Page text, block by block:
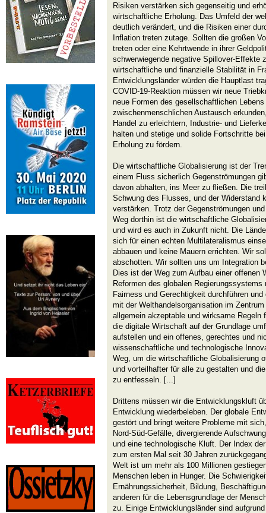
Risiken verstärken sich gegenseitig und
wirtschaftliche Erholung. Das Umfeld der
deutlich verändert, und die Risiken einer
Inflation treten zutage. Sollten die großen
treten oder eine Kehrtwende in ihrer
schwerwiegende negative Spillover-Effekte
wirtschaftliche und finanzielle Stabilität in
Entwicklungsländer würden die Hauptlast
COVID-19-Reaktion müssen wir neue
neue Formen des gesellschaftlichen
zwischenmenschlichen Austausch
Handel zu erleichtern, Industrie- und
halten und stetige und solide Fortschritte
Erholung zu fördern.
Die wirtschaftliche Globalisierung ist der
einem Fluss sicherlich Gegenströmungen
davon abhalten, ins Meer zu fließen. Die
Schwung des Flusses, und der Widerstand
verstärken. Trotz der Gegenströmungen
Weg dorthin ist die wirtschaftliche
und wird es auch in Zukunft nicht. Die
sich für einen echten Multilateralismus
abbauen und keine Mauern errichten. Wir
abschotten. Wir sollten uns um Integration
Dies ist der Weg zum Aufbau einer offenen
Reformen des globalen
Fairness und Gerechtigkeit durchführen
mit der Welthandelsorganisation im
allgemein akzeptable und wirksame
die digitale Wirtschaft auf der Grundlage
aufstellen und ein offenes, gerechtes und
wissenschaftliche und technologische
Weg, um die wirtschaftliche Globalisierung
und vorteilhafter für alle zu gestalten und
zu entfesseln. [...]
Drittens müssen wir die Entwicklungskluft
Entwicklung wiederbeleben. Der globale
gestört und bringt weitere Probleme mit
Nord-Süd-Gefälle, divergierende
und eine technologische Kluft. Der Index
zum ersten Mal seit 30 Jahren
Welt ist um mehr als 100 Millionen
Menschen leben in Hunger. Die
Ernährungssicherheit, Bildung,
anderen für die Lebensgrundlage der
zu. Einige Entwicklungsländer sind